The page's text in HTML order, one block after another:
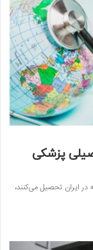
پزشکی
در ایران تحصیل می‌کنند،